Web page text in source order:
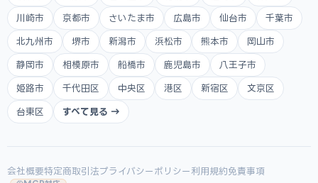
川崎市 京都市 さいたま市 広島市 仙台市 千葉市
北九州市 堺市 新潟市 浜松市 熊本市 岡山市
静岡市 相模原市 船橋市 鹿児島市 八王子市
姫路市 千代田区 中央区 港区 新宿区 文京区
台東区 すべて見る →
会社概要特定商取引法プライバシーポリシー 利用規約免責事項